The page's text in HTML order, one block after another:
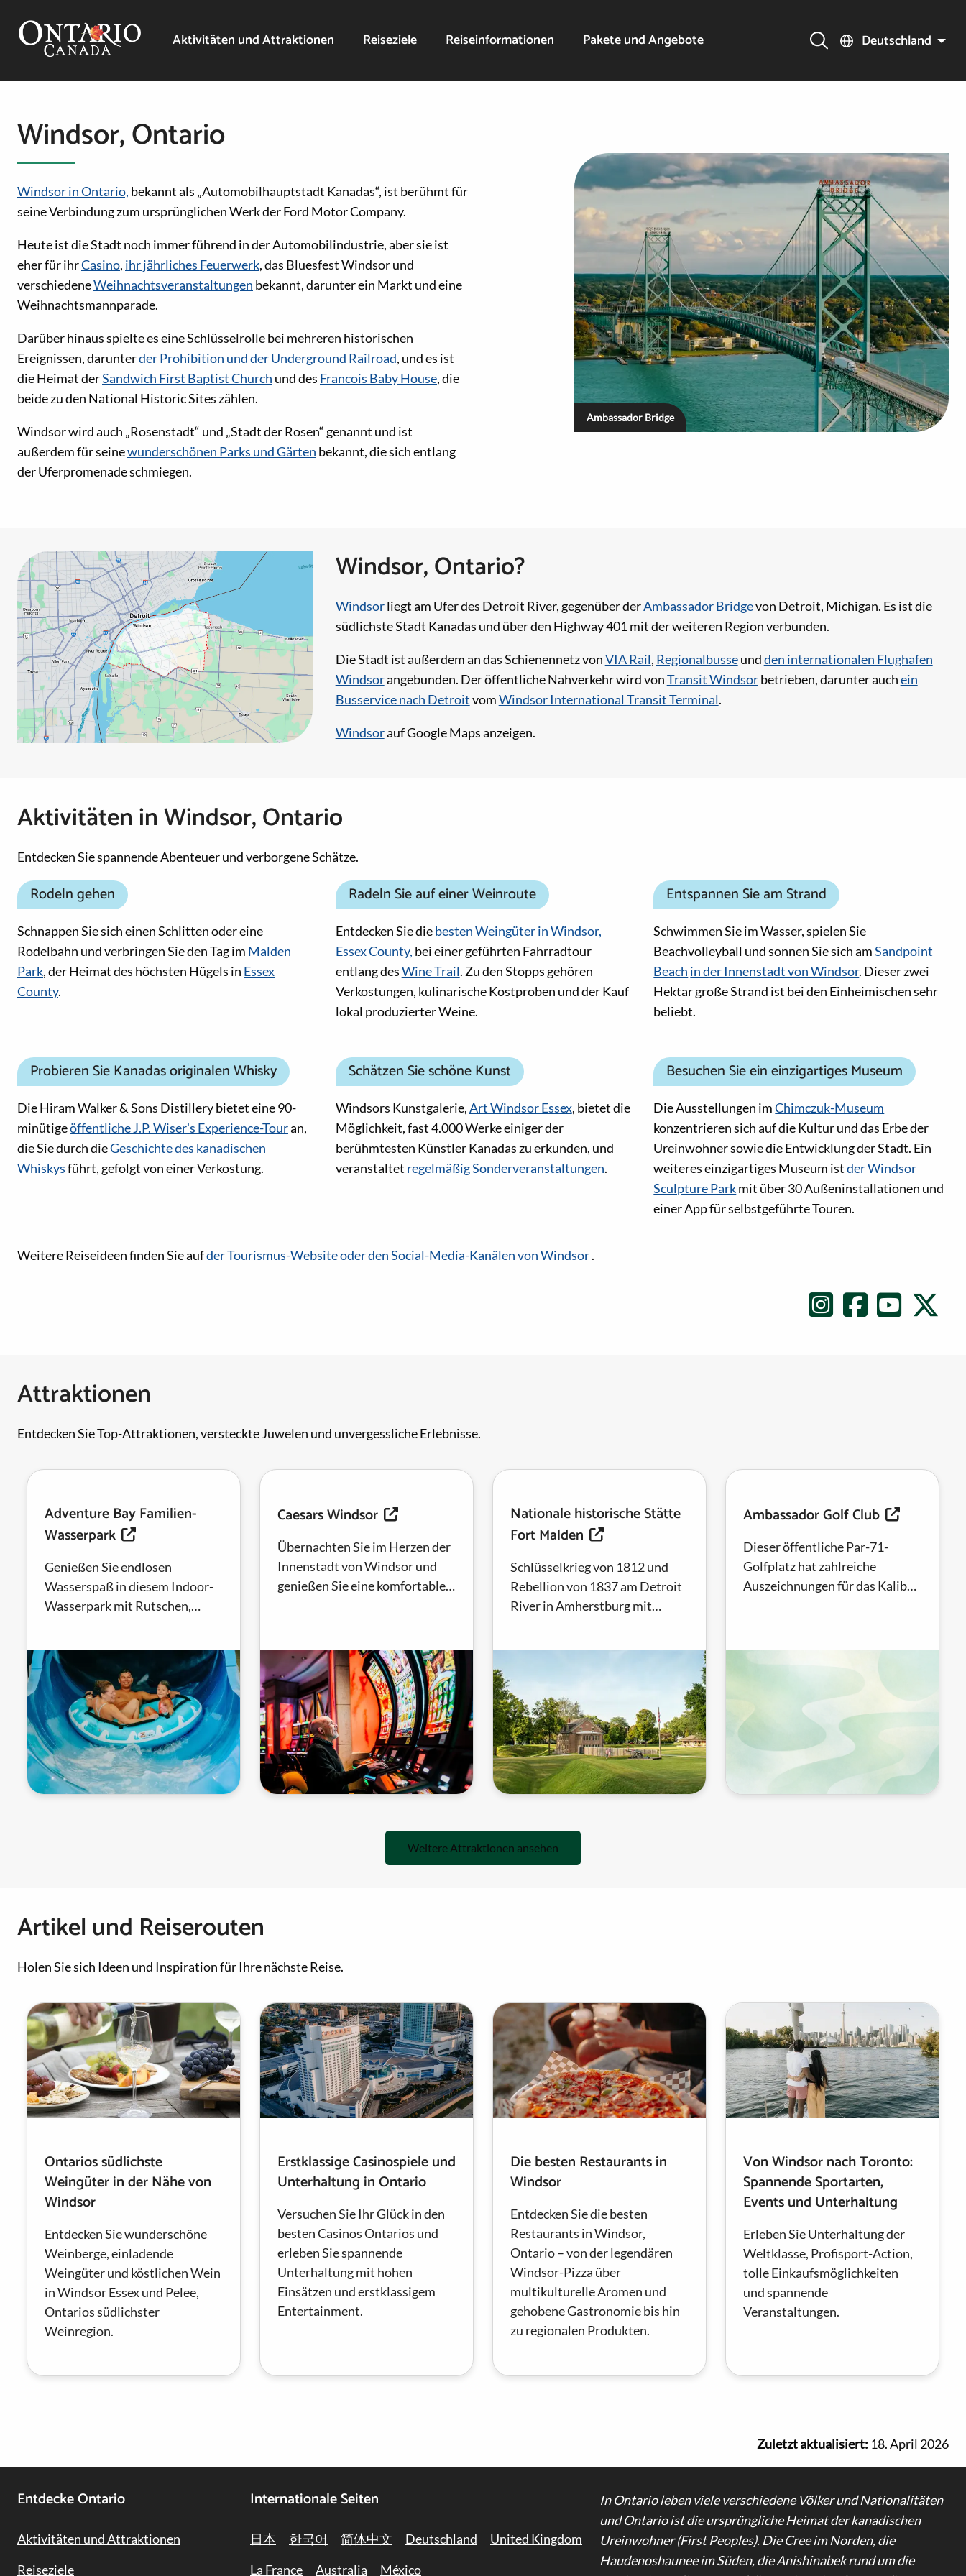
Aktivitäten und Attraktionen Reiseziele Reiseinformationen Pakete und Angebote Deutschland
Windsor, Ontario
Windsor in Ontario, bekannt als „Automobilhauptstadt Kanadas“, ist berühmt für
seine Verbindung zum ursprünglichen Werk der Ford Motor Company.
Heute ist die Stadt noch immer führend in der Automobilindustrie, aber sie ist
eher für ihrCasino, ihr jährliches Feuerwerk, das Bluesfest Windsor und
verschiedeneWeihnachtsveranstaltungen bekannt, darunter ein Markt und eine
Weihnachtsmannparade.
Darüber hinaus spielte es eine Schlüsselrolle bei mehreren historischen
Ereignissen, darunterder Prohibition und der Underground Railroad, und es ist
die Heimat derSandwich First Baptist Church und des Francois Baby House, die
beide zu den National Historic Sites zählen.
Windsor wird auch „Rosenstadt“ und „Stadt der Rosen“ genannt und ist
außerdem für seinewunderschönen Parks und Gärten bekannt, die sich entlang
der Uferpromenade schmiegen.
Ambassador Bridge
Windsor, Ontario?
Windsorliegt am Ufer des Detroit River, gegenüber derAmbassador Bridgevon Detroit, Michigan. Es ist die
südlichste Stadt Kanadas und über den Highway 401 mit der weiteren Region verbunden.
Die Stadt ist außerdem an das Schienennetz vonVIA Rail, Regionalbusseundden internationalen Flughafen
Windsorangebunden. Der öffentliche Nahverkehr wird vonTransit Windsorbetrieben, darunter auchein
Busservice nach DetroitvomWindsor International Transit Terminal.
Windsorauf Google Maps anzeigen.
Aktivitäten in Windsor, Ontario
Entdecken Sie spannende Abenteuer und verborgene Schätze.
Rodeln gehen
Schnappen Sie sich einen Schlitten oder eine
Rodelbahn und verbringen Sie den Tag im Malden
Park, der Heimat des höchsten Hügels in Essex
County.
Radeln Sie auf einer Weinroute
Entdecken Sie diebesten Weingüter in Windsor,
Essex County, bei einer geführten Fahrradtour
entlang desWine Trail. Zu den Stopps gehören
Verkostungen, kulinarische Kostproben und der Kauf
lokal produzierter Weine.
Entspannen Sie am Strand
Schwimmen Sie im Wasser, spielen Sie
Beachvolleyball und sonnen Sie sich amSandpoint
Beach in der Innenstadt von Windsor. Dieser zwei
Hektar große Strand ist bei den Einheimischen sehr
beliebt.
Probieren Sie Kanadas originalen Whisky
Die Hiram Walker & Sons Distillery bietet eine 90-
minütigeöffentliche J.P. Wiser's Experience-Touran,
die Sie durch dieGeschichte des kanadischen
Whiskysführt, gefolgt von einer Verkostung.
Schätzen Sie schöne Kunst
Windsors Kunstgalerie,Art Windsor Essex, bietet die
Möglichkeit, fast 4.000 Werke einiger der
berühmtesten Künstler Kanadas zu erkunden, und
veranstaltet regelmäßig Sonderveranstaltungen.
Besuchen Sie ein einzigartiges Museum
Die Ausstellungen imChimczuk-Museum
konzentrieren sich auf die Kultur und das Erbe der
Ureinwohner sowie die Entwicklung der Stadt. Ein
weiteres einzigartiges Museum istder Windsor
Sculpture Parkmit über 30 Außeninstallationen und
einer App für selbstgeführte Touren.
Social-Media-Links
Weitere Reiseideen finden Sie aufder Tourismus-Website oder den Social-Media-Kanälen von Windsor.
Attraktionen
Entdecken Sie Top-Attraktionen, versteckte Juwelen und unvergessliche Erlebnisse.
Adventure Bay Familien-
Wasserpark
Genießen Sie endlosen
Wasserspaß in diesem Indoor-
Wasserpark mit Rutschen,
Aktivitätsbecken und mehr...
Caesars Windsor
Übernachten Sie im Herzen der
Innenstadt von Windsor und
genießen Sie eine komfortable
Nationale historische Stätte
Fort Malden
Schlüsselkrieg von 1812 und
Rebellion von 1837 am Detroit
River in Amherstburg mit
Ambassador Golf Club
Dieser öffentliche Par-71-
Golfplatz hat zahlreiche
Auszeichnungen für das Kaliber
Weitere Attraktionen ansehen
Artikel und Reiserouten
Holen Sie sich Ideen und Inspiration für Ihre nächste Reise.
Ontarios südlichste
Weingüter in der Nähe von
Windsor
Entdecken Sie wunderschöne
Weinberge, einladende
Weingüter und köstlichen Wein
in Windsor Essex und Pelee,
Ontarios südlichster
Weinregion.
Erstklassige Casinospiele und
Unterhaltung in Ontario
Versuchen Sie Ihr Glück in den
besten Casinos Ontarios und
erleben Sie spannende
Unterhaltung mit hohen
Einsätzen und erstklassigem
Entertainment.
Die besten Restaurants in
Windsor
Entdecken Sie die besten
Restaurants in Windsor,
Ontario – von der legendären
Windsor-Pizza über
multikulturelle Aromen und
gehobene Gastronomie bis hin
zu regionalen Produkten.
Von Windsor nach Toronto:
Spannende Sportarten,
Events und Unterhaltung
Erleben Sie Unterhaltung der
Weltklasse, Profisport-Action,
tolle Einkaufsmöglichkeiten
und spannende
Veranstaltungen.
Zuletzt aktualisiert: 18. April 2026
Footer
Navigation
Entdecke Ontario
Aktivitäten und Attraktionen
Reiseziele
Internationale Seiten
日本 한국어 简体中文 Deutschland
United Kingdom
La France
Australia México
In Ontario leben viele verschiedene Völker und Nationalitäten
und Ontario ist die ursprüngliche Heimat der kanadischen
Ureinwohner (First Peoples). Die Cree im Norden, die
Haudenoshaunee im Süden, die Anishinabek rund um die